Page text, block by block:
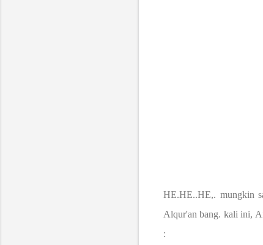
HE.HE..HE,. mungkin
Alqur'an bang. kali ini,
: